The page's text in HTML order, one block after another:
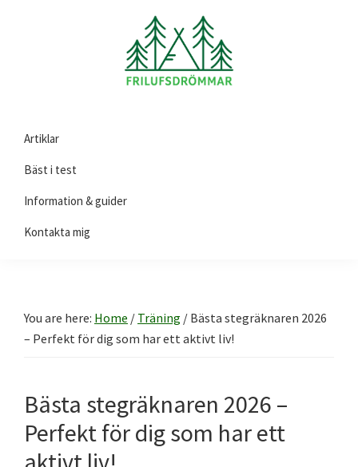
hittar
du
och
tips
ditt
Artiklar
Bäst i test
Information & guider
Kontakta mig
You are here: Home / Träning / Bästa stegräknaren 2026
– Perfekt för dig som har ett aktivt liv!
Bästa stegräknaren 2026 –
Perfekt för dig som har ett